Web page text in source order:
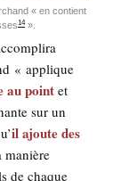
« en contient
14».
« applique
au point et
sur un
il ajoute des
manière
de chaque